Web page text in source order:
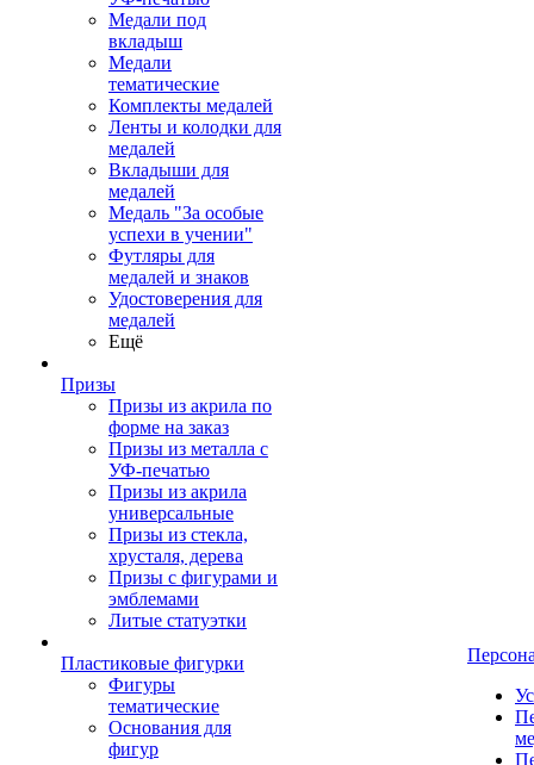
Медали под
вкладыш
Медали
тематические
Комплекты медалей
Ленты и колодки для
медалей
Вкладыши для
медалей
Медаль "За особые
успехи в учении"
Футляры для
медалей и знаков
Удостоверения для
медалей
Ещё
Призы
Призы из акрила по
форме на заказ
Призы из металла с
УФ-печатью
Призы из акрила
универсальные
Призы из стекла,
хрусталя, дерева
Призы с фигурами и
эмблемами
Литые статуэтки
Пластиковые фигурки
Фигуры
тематические
Основания для
фигур